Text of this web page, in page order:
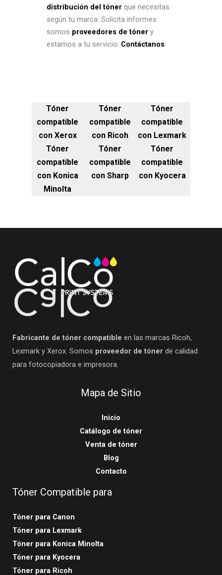
distribución del tóner que necesitas
según tu marca. Solicita informes
somos proveedores de tóner y
estamos a tu servicio. Contáctanos
Tóner
compatible
con Xerox
Tóner
compatible
con Ricoh
Tóner
compatible
con Lexmark
Tóner
compatible
con Konica
Minolta
Tóner
compatible
con Sharp
Tóner
compatible
con Kyocera
Fabricante de tóner compatible en las marcas Ricoh,
Lexmark y Xerox. Somos proveedor de tóner de calidad
para fotocopiadora e impresora.
Mapa de Sitio
Inicio
Catálogo de tóner
Venta de tóner
Blog
Contacto
Tóner Compatible para
Tóner para Canon
Tóner para Lexmark
Tóner para Konica Minolta
Tóner para Kyocera
Tóner para Ricoh